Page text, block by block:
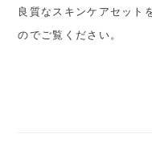
良質なスキンケアセット
のでご覧ください。